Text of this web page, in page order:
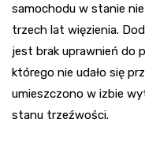
samochodu w stanie
trzech lat więzienia.
jest brak uprawnień do
którego nie udało się
umieszczono w izbie
stanu trzeźwości.